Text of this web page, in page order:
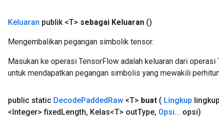
Keluaran publik <T> sebagai Keluaran ()
Mengembalikan pegangan simbolik tensor.
Masukan ke operasi TensorFlow adalah keluaran dari
untuk mendapatkan pegangan simbolis yang mewakili
public static DecodePaddedRaw <T> buat ( Lingkup
<Integer> fixedLength, Kelas<T> outType, Opsi... opsi)